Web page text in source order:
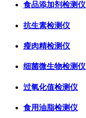
食品添加剂检测仪
抗生素检测仪
瘦肉精检测仪
细菌微生物检测仪
过氧化值检测仪
食用油脂检测仪